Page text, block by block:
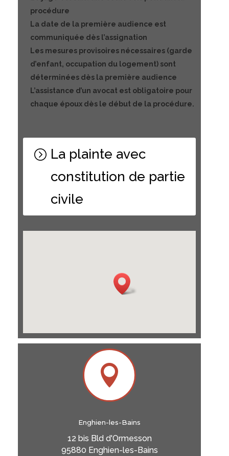
procédure
La date de la première audience est
communiquée dès l’assignation
Les mesures provisoires nécessaires (garde
d’enfant, occupation du logement) sont
déterminées dès la première audience
L’assistance d’un avocat est obligatoire pour
chaque époux dès le début de la procédure.
La plainte avec
constitution de partie
civile

Enghien-les-Bains
12 bis Bld d'Ormesson
95880 Enghien-les-Bains